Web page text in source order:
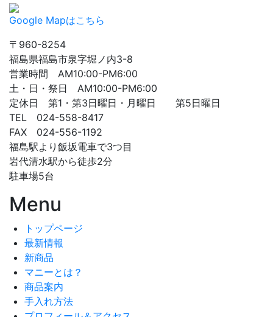
Google Mapはこちら
〒960-8254
福島県福島市泉字堀ノ内3-8
営業時間 AM10:00-PM6:00
土・日・祭日 AM10:00-PM6:00
定休日 第1・第3日曜日・月曜日 第5日曜日
TEL 024-558-8417
FAX 024-556-1192
福島駅より飯坂電車で3つ目
岩代清水駅から徒歩2分
駐車場5台
Menu
トップページ
最新情報
新商品
マニーとは？
商品案内
手入れ方法